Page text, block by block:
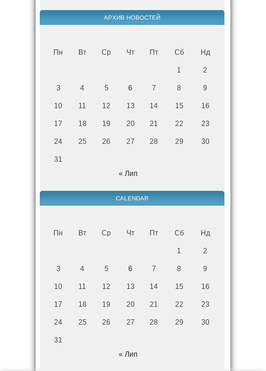
АРХИВ НОВОСТЕЙ
Пн Вт Ср Чт Пт Сб Нд
1 2
3 4 5 6 7 8 9
10 11 12 13 14 15 16
17 18 19 20 21 22 23
24 25 26 27 28 29 30
31
« Лип
CALENDAR
Пн Вт Ср Чт Пт Сб Нд
1 2
3 4 5 6 7 8 9
10 11 12 13 14 15 16
17 18 19 20 21 22 23
24 25 26 27 28 29 30
31
« Лип